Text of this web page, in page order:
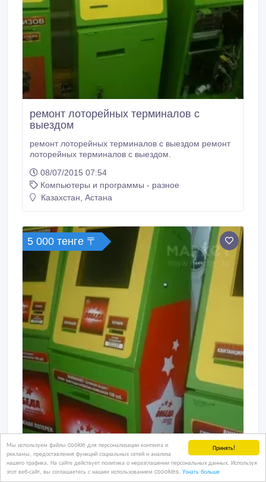
Принять!
Мы используем файлы cookie для персонализации контента и
рекламы, предоставления функций социальных сетей и анализа
нашего трафика. На сайте действует политика о неразглашении персональных данных. Используя
этот веб-сайт, вы соглашаетесь с нашим использованием coookies. Узнать больше
ремонт лоторейных терминалов с
выездом
ремонт лоторейных терминалов с выездом ремонт
лоторейных терминалов с выездом.
08/07/2015 07:54
Компьютеры и программы - разное
Казахстан, Астана
5 000 тенге 〒
ремонт лоторейных терминалов с
выездом в астане